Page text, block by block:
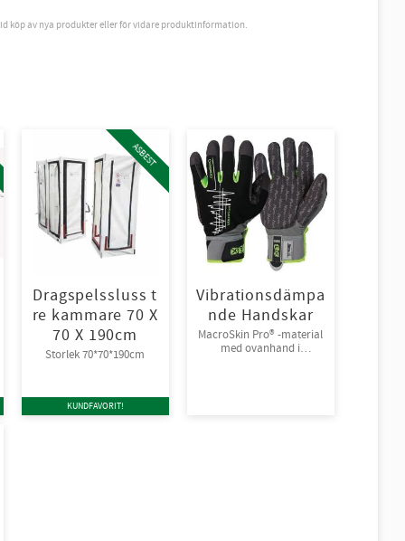
köp av nya produkter eller för vidare produktinformation.
Dragspelssluss t
re kammare 70 X
70 X 190cm
Storlek 70*70*190cm
ASBEST
KUNDFAVORIT!
Vibrationsdämpa
nde Handskar
MacroSkin Pro® -material
med ovanhand i